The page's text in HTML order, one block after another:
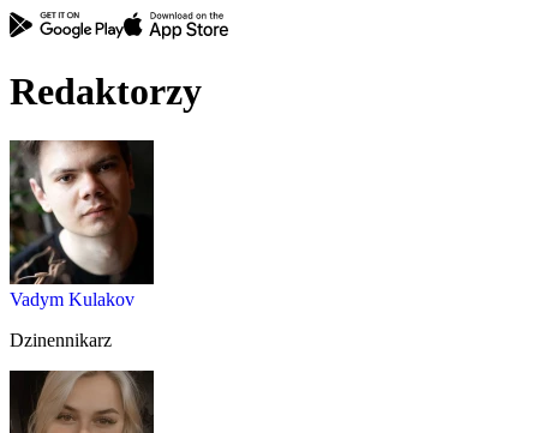
Redaktorzy
Vadym Kulakov
Dzinennikarz